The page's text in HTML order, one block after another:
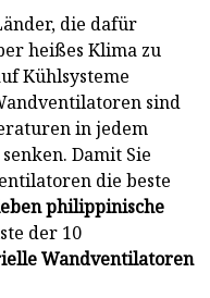
die dafür
heißes Klima zu
Kühlsysteme
sind
in jedem
Damit Sie
die beste
philippinische
der 10
Wandventilatoren